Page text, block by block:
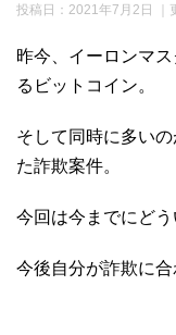
投稿日：2021年7月2日 ｜
昨今、イーロンマ
るビットコイン。
そして同時に多い
た詐欺案件。
今回は今までにどう
今後自分が詐欺に合